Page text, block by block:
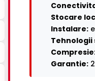
Stocare
Instalare:
Tehnologii
Garantie: